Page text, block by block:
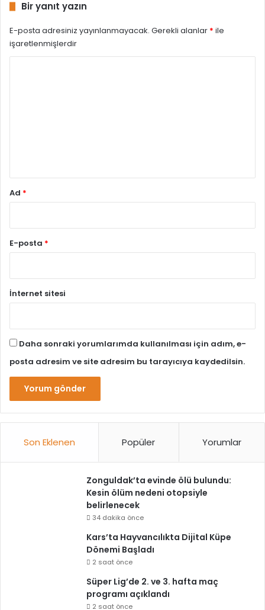
Bir yanıt yazın
E-posta adresiniz yayınlanmayacak. Gerekli alanlar * ile
işaretlenmişlerdir
Ad *
E-posta *
İnternet sitesi
Daha sonraki yorumlarımda kullanılması için adım, e-
posta adresim ve site adresim bu tarayıcıya kaydedilsin.
Son Eklenen Popüler Yorumlar
Zonguldak’ta evinde ölü bulundu:
Kesin ölüm nedeni otopsiyle
belirlenecek
34 dakika önce
Kars’ta Hayvancılıkta Dijital Küpe
Dönemi Başladı
2 saat önce
Süper Lig’de 2. ve 3. hafta maç
programı açıklandı
2 saat önce